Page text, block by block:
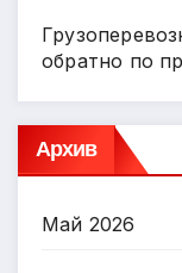
обратно по
Архив
Май 2026